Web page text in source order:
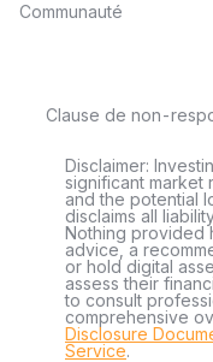
Communauté
Clause de non-
Disclaimer:
significant market
and the potential
disclaims all
Nothing provided
advice, a
or hold digital
assess their
to consult
comprehensive
Disclosure
Service.